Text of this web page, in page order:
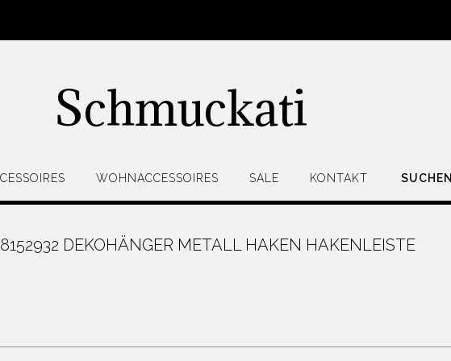
Schmuckati
WOHNACCESSOIRES SALE KONTAKT SUCHEN
DEKOHÄNGER METALL HAKEN HAKENLEISTE